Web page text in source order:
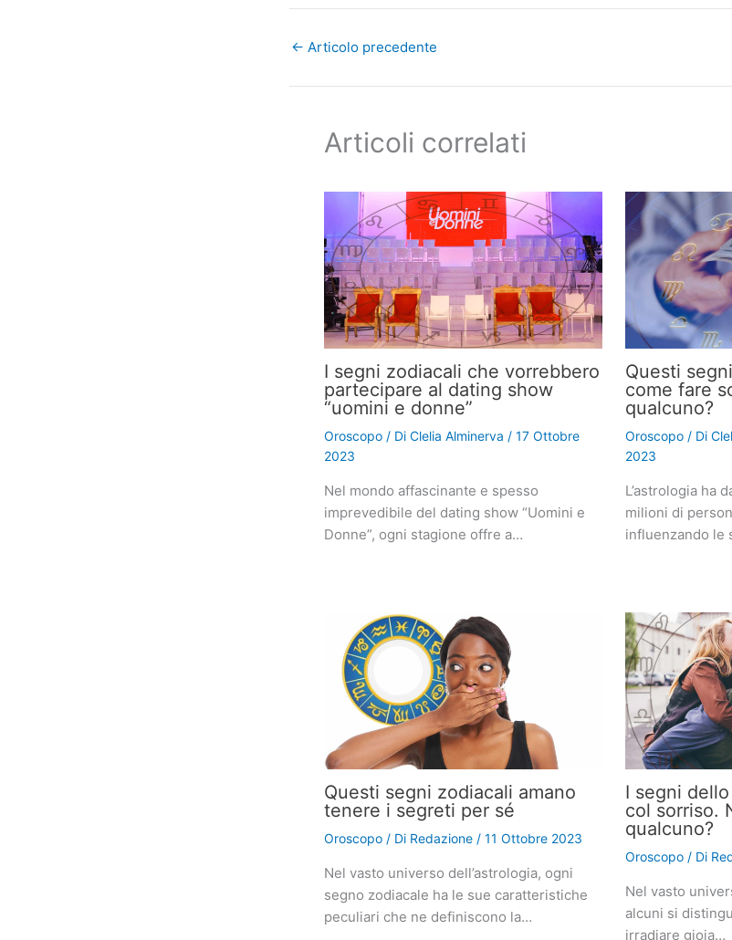
← Articolo precedente
Articoli correlati
I segni zodiacali che vorrebbero
partecipare al dating show
“uomini e donne”
Oroscopo/ Di Clelia Alminerva / 17 Ottobre
2023
Nel mondo affascinante e spesso
imprevedibile del dating show “Uomini e
Donne”, ogni stagione offre a…
Questi
come fare
qualcuno?
Oroscopo/ Di
2023
L’astrologia ha
milioni di
influenzando le
Questi segni zodiacali amano
tenere i segreti per sé
Oroscopo/ Di Redazione / 11 Ottobre 2023
Nel vasto universo dell’astrologia, ogni
segno zodiacale ha le sue caratteristiche
peculiari che ne definiscono la…
I segni
col sorriso.
qualcuno?
Oroscopo/ Di
Nel vasto
alcuni si
irradiare gioia…